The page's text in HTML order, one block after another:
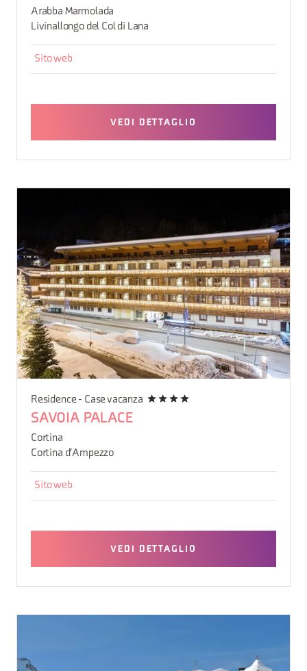
Arabba Marmolada
Livinallongo del Col di Lana
Sito web
VEDI DETTAGLIO
Residence - Case vacanza
SAVOIA PALACE
Cortina
Cortina d'Ampezzo
Sito web
VEDI DETTAGLIO